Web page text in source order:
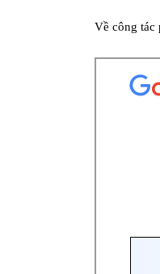
Về công tác